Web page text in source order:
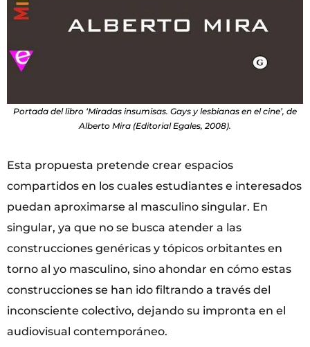
Portada del libro ‘Miradas insumisas. Gays y lesbianas en el cine’, de
Alberto Mira (Editorial Egales, 2008).
Esta propuesta pretende crear espacios
compartidos en los cuales estudiantes e interesados
puedan aproximarse al masculino singular. En
singular, ya que no se busca atender a las
construcciones genéricas y tópicos orbitantes en
torno al yo masculino, sino ahondar en cómo estas
construcciones se han ido filtrando a través del
inconsciente colectivo, dejando su impronta en el
audiovisual contemporáneo.